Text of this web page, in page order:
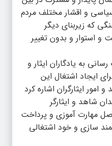
و اقشار مختلف مردم
که زیربنای دیگر
و استوار و بدون تغییر
به یادگاران ایثار و
ایجاد اشتغال این
امور ایثارگران اشاره کرد
نفر از فرزندان شاهد و ایثارگر
مهارت آموزی و پرداخت
سازی و خود اشتغالی